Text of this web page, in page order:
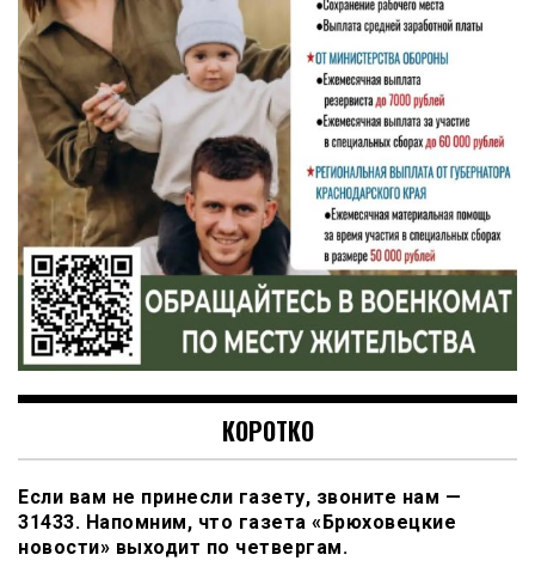
КОРОТКО
Если вам не принесли газету, звоните нам —
31433. Напомним, что газета «Брюховецкие
новости» выходит по четвергам.